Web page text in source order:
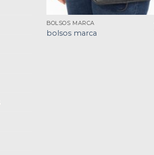
BOLSOS MARCA
bolsos marca